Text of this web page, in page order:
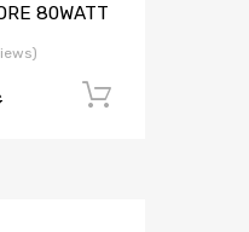
80WATT